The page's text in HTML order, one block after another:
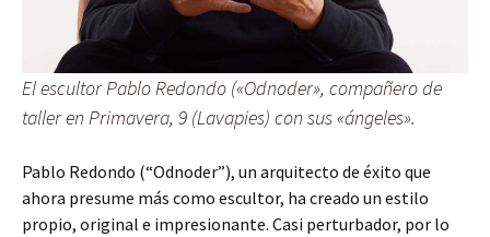
El escultor Pablo Redondo («Odnoder», compañero de
taller en Primavera, 9 (Lavapies) con sus «ángeles».
Pablo Redondo (“Odnoder”), un arquitecto de éxito que
ahora presume más como escultor, ha creado un estilo
propio, original e impresionante. Casi perturbador, por lo